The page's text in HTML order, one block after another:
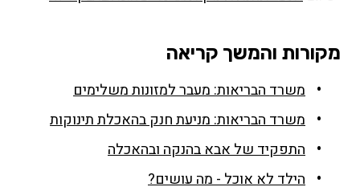
מקורות והמשך קריאה
משרד הבריאות: מעבר למזונות משלימים
משרד הבריאות: מניעת חנק בהאכלת תינוקות
התפקיד של אבא בהנקה ובהאכלה
הילד לא אוכל - מה עושים?